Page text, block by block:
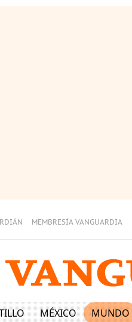
MEMBRESÍA VANGUARDIA
MÉXICO MUNDO